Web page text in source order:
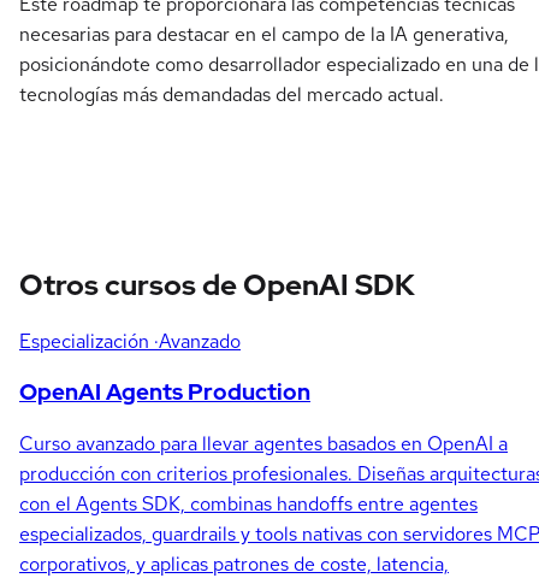
necesarias para destacar en el campo de la IA generativa,
posicionándote como desarrollador especializado en una de
tecnologías más demandadas del mercado actual.
Otros cursos de OpenAI SDK
Especialización ·Avanzado
OpenAI Agents Production
Curso avanzado para llevar agentes basados en OpenAI a
producción con criterios profesionales. Diseñas
con el Agents SDK, combinas handoffs entre agentes
especializados, guardrails y tools nativas con servidores MCP
corporativos, y aplicas patrones de coste, latencia,